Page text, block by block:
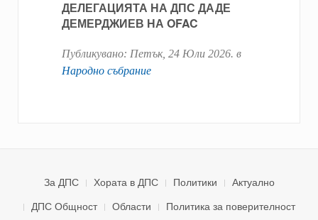
ДЕЛЕГАЦИЯТА НА ДПС ДАДЕ
ДЕМЕРДЖИЕВ НА OFAC
Публикувано: Петък, 24 Юли 2026. в
Народно събрание
За ДПС Хората в ДПС Политики
Актуално
ДПС Общност
Области
Политика за поверителност